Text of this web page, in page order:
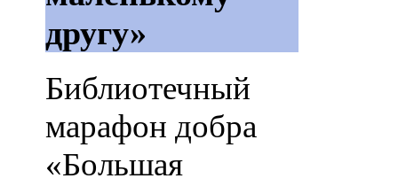
другу»
Библиотечный
марафон добра
«Большая